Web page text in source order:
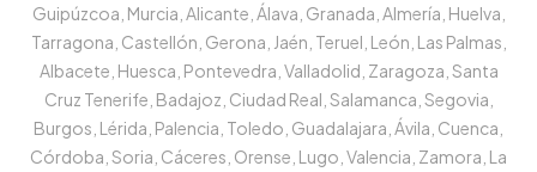
Guipúzcoa, Murcia, Alicante, Álava, Granada, Almería, Huelva,
Tarragona, Castellón, Gerona, Jaén, Teruel, León, Las Palmas,
Albacete, Huesca, Pontevedra, Valladolid, Zaragoza, Santa
Cruz Tenerife, Badajoz, Ciudad Real, Salamanca, Segovia,
Burgos, Lérida, Palencia, Toledo, Guadalajara, Ávila, Cuenca,
Córdoba, Soria, Cáceres, Orense, Lugo, Valencia, Zamora, La